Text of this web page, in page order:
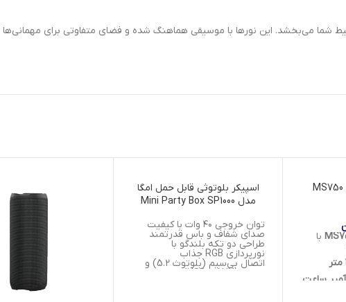
شما می‌بخشد. این نورها با موسیقی هماهنگ شده و فضای متفاوتی برای مهمانی‌ها
با
اسپیکر بلوتوثی قابل حمل امگا
مدل Mini Party Box SP1000
توان خروجی ۴۰ وات با کیفیت
صدای شفاف و باس قدرتمند
طراحی دو تکه بلندگو با
نورپردازی RGB جذاب
اتصال بی‌سیم (بلوتوث 5.2) و
باسیم (AUX و USB)